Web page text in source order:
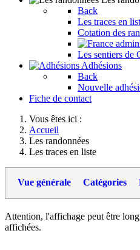
Back
Les traces en
Cotation des
Les sentiers de
Adhésions
Back
Nouvelle
Fiche de contact
Vous êtes ici :
Accueil
Les randonnées
Les traces en liste
Vue générale Catégories
Attention, l'affichage peut être
affichées.